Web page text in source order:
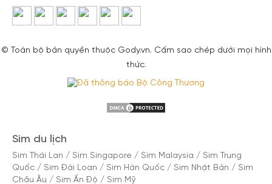
© Toàn bộ bản quyền thuộc Gody.vn. Cấm sao chép dưới mọi hình
thức.
Sim du lịch
Sim Thái Lan / Sim Singapore / Sim Malaysia / Sim Trung
Quốc / Sim Đài Loan / Sim Hàn Quốc / Sim Nhật Bản / Sim
Châu Âu / Sim Ấn Độ / Sim Mỹ